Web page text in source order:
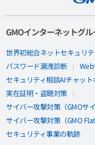
GMOインターネットグ
世界初総合ネットセキュリ
パスワード漏洩診断
セキュリティ相談AIチャッ
実在証明・盗聴対策
サイバー攻撃対策（GMOサ
サイバー攻撃対策（GMO
セキュリティ事業の軌跡